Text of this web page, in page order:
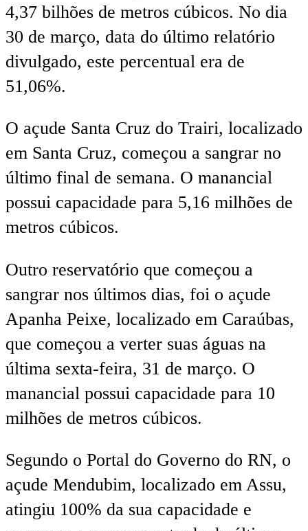
4,37 bilhões de metros cúbicos. No dia
30 de março, data do último relatório
divulgado, este percentual era de
51,06%.
O açude Santa Cruz do Trairi, localizado
em Santa Cruz, começou a sangrar no
último final de semana. O manancial
possui capacidade para 5,16 milhões de
metros cúbicos.
Outro reservatório que começou a
sangrar nos últimos dias, foi o açude
Apanha Peixe, localizado em Caraúbas,
que começou a verter suas águas na
última sexta-feira, 31 de março. O
manancial possui capacidade para 10
milhões de metros cúbicos.
Segundo o Portal do Governo do RN, o
açude Mendubim, localizado em Assu,
atingiu 100% da sua capacidade e